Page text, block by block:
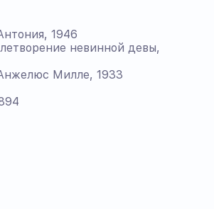
1946
невинной девы,
Милле, 1933